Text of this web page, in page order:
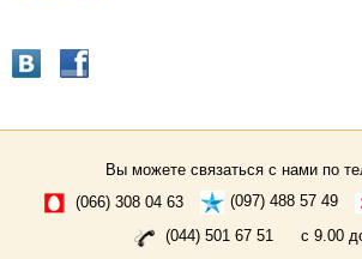
Вы можете связаться с нами по
(066) 308 04 63
(097) 488 57 49
(044) 501 67 51
с 9.00